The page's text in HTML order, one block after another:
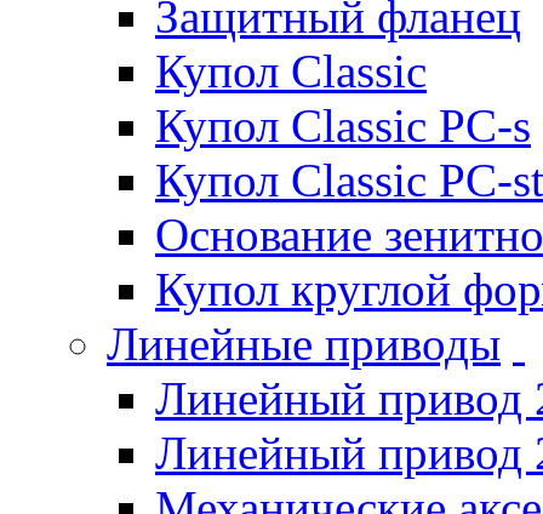
Защитный фланец
Купол Classic
Купол Classic PC-s
Купол Classic PC-st
Основание
Купол круглой
Линейные приводы
Линейный привод
Линейный привод